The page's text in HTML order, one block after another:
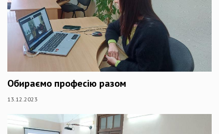
Обираємо професію разом
13.12.2023